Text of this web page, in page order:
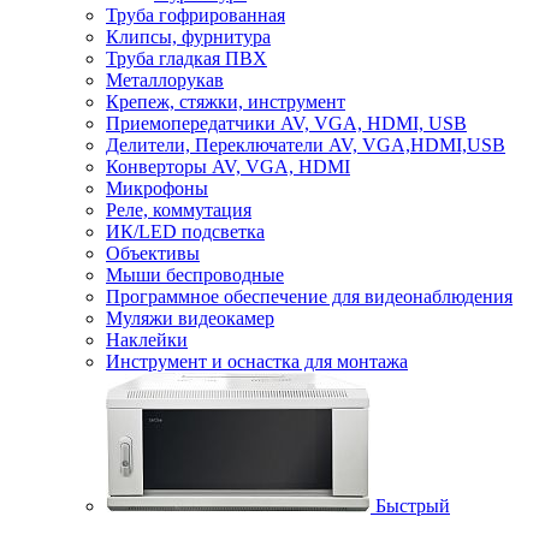
Труба гофрированная
Клипсы, фурнитура
Труба гладкая ПВХ
Металлорукав
Крепеж, стяжки, инструмент
Приемопередатчики AV, VGA, HDMI, USB
Делители, Переключатели AV, VGA,HDMI,USB
Конверторы AV, VGA, HDMI
Микрофоны
Реле, коммутация
ИК/LED подсветка
Объективы
Мыши беспроводные
Программное обеспечение для видеонаблюдения
Муляжи видеокамер
Наклейки
Инструмент и оснастка для монтажа
Быстрый